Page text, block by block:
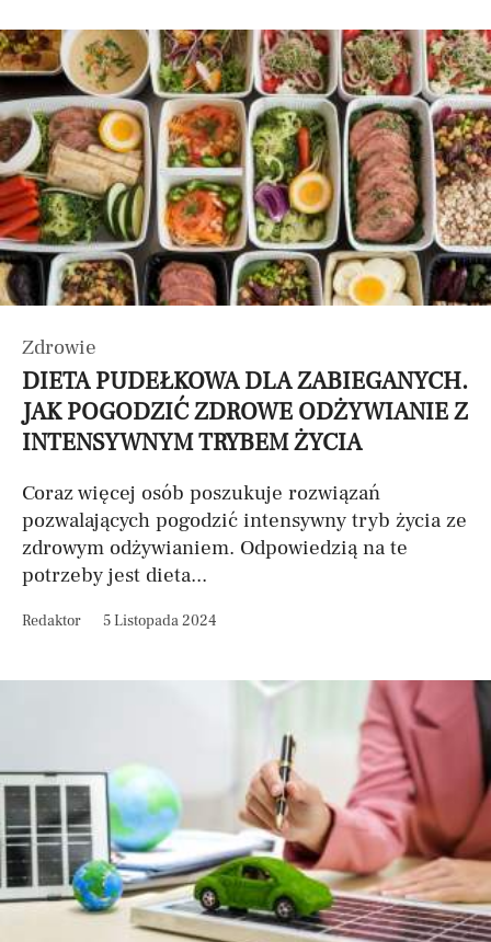
Zdrowie
DIETA PUDEŁKOWA DLA ZABIEGANYCH.
JAK POGODZIĆ ZDROWE ODŻYWIANIE Z
INTENSYWNYM TRYBEM ŻYCIA
Coraz więcej osób poszukuje rozwiązań
pozwalających pogodzić intensywny tryb życia ze
zdrowym odżywianiem. Odpowiedzią na te
potrzeby jest dieta...
Redaktor 5 Listopada 2024